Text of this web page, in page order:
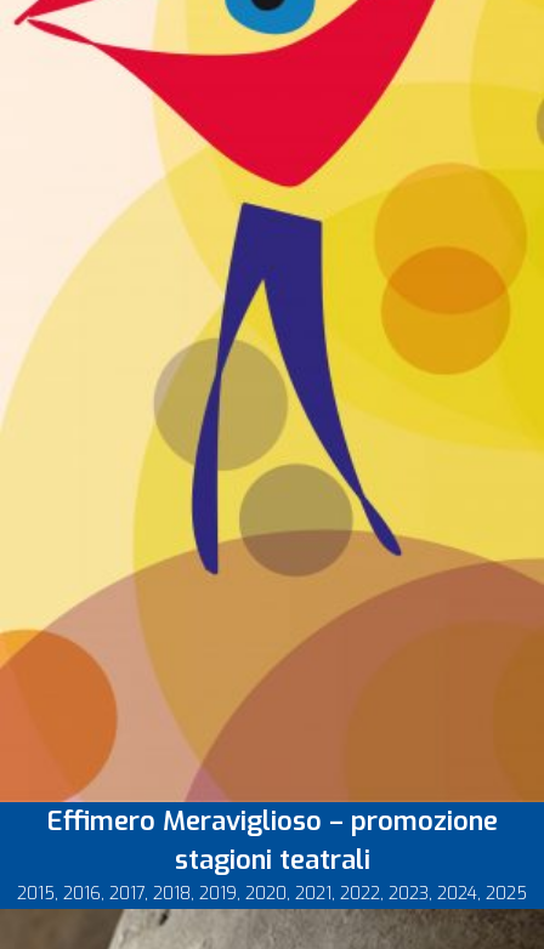
Effimero Meraviglioso – promozione
stagioni teatrali
2015, 2016, 2017, 2018, 2019, 2020, 2021, 2022, 2023, 2024, 2025